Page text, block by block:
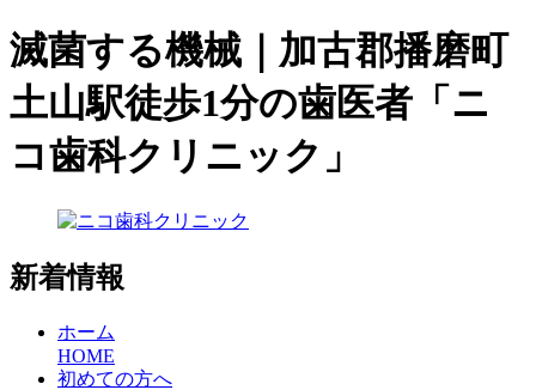
滅菌する機械｜加古郡播磨町
土山駅徒歩1分の歯医者「ニ
コ歯科クリニック」
新着情報
ホーム
HOME
初めての方へ